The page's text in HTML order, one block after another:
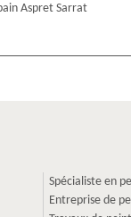
Aspret Sarrat
Spécialiste en
Entreprise de